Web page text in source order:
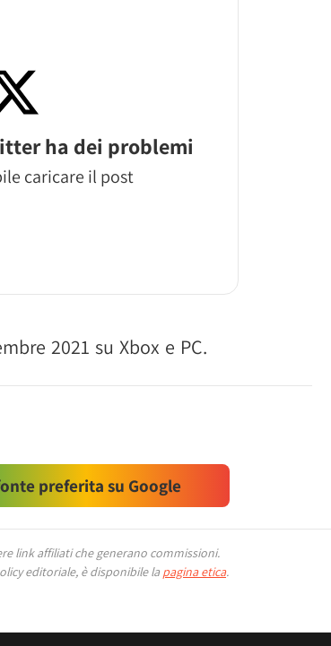
ha dei problemi
caricare il post
2021 su Xbox e PC.
preferita su Google
link affiliati che generano commissioni.
editoriale, è disponibile la pagina etica.